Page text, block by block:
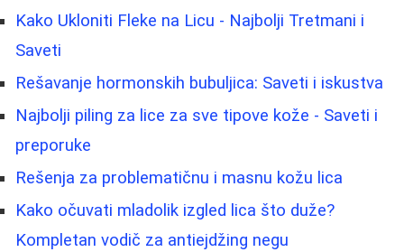
Kako Ukloniti Fleke na Licu - Najbolji Tretmani i
Saveti
Rešavanje hormonskih bubuljica: Saveti i iskustva
Najbolji piling za lice za sve tipove kože - Saveti i
preporuke
Rešenja za problematičnu i masnu kožu lica
Kako očuvati mladolik izgled lica što duže?
Kompletan vodič za antiejdžing negu